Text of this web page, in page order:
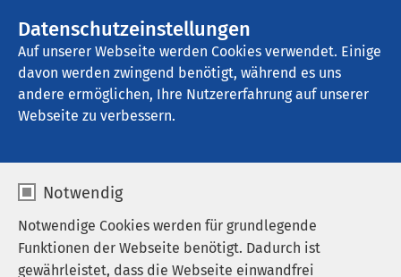
Datenschutzeinstellungen
Auf unserer Webseite werden Cookies verwendet. Einige
davon werden zwingend benötigt, während es uns
andere ermöglichen, Ihre Nutzererfahrung auf unserer
Webseite zu verbessern.
Notwendig
Notwendige Cookies werden für grundlegende
Funktionen der Webseite benötigt. Dadurch ist
gewährleistet, dass die Webseite einwandfrei
AMEOS Klinikum Aschersleben
Sozialdienst
Aufgaben des Sozialdienstes